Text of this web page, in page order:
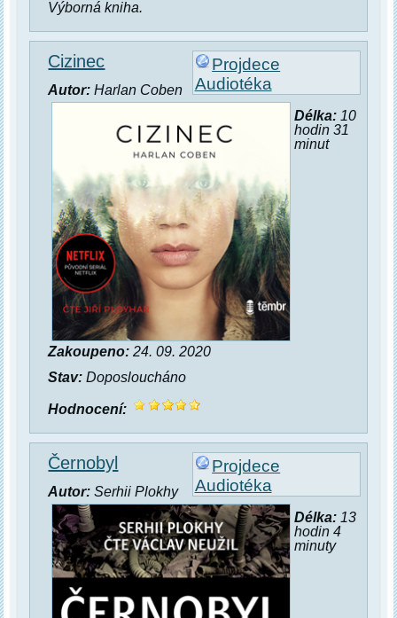
Výborná kniha.
Projdece
Audiotéka
Cizinec
Autor: Harlan Coben
Délka:10
hodin 31
minut
Zakoupeno: 24. 09. 2020
Stav: Doposloucháno
Hodnocení:
Projdece
Audiotéka
Černobyl
Autor: Serhii Plokhy
Délka:13
hodin 4
minuty